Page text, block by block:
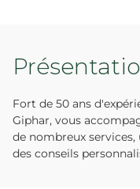
Fort de 50 ans
Giphar, vous
de nombreux
des conseils